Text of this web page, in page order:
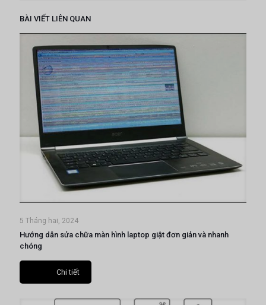
BÀI VIẾT LIÊN QUAN
5 Tháng hai, 2024
Hướng dẫn sửa chữa màn hình laptop giật đơn giản và nhanh
chóng
Chi tiết